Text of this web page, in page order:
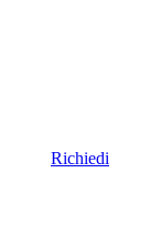
Richiedi